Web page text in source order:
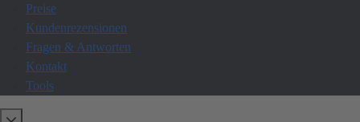
Preise
Kundenrezensionen
Fragen & Antworten
Kontakt
Tools